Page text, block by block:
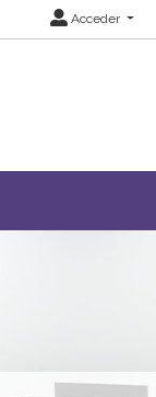
Acceder